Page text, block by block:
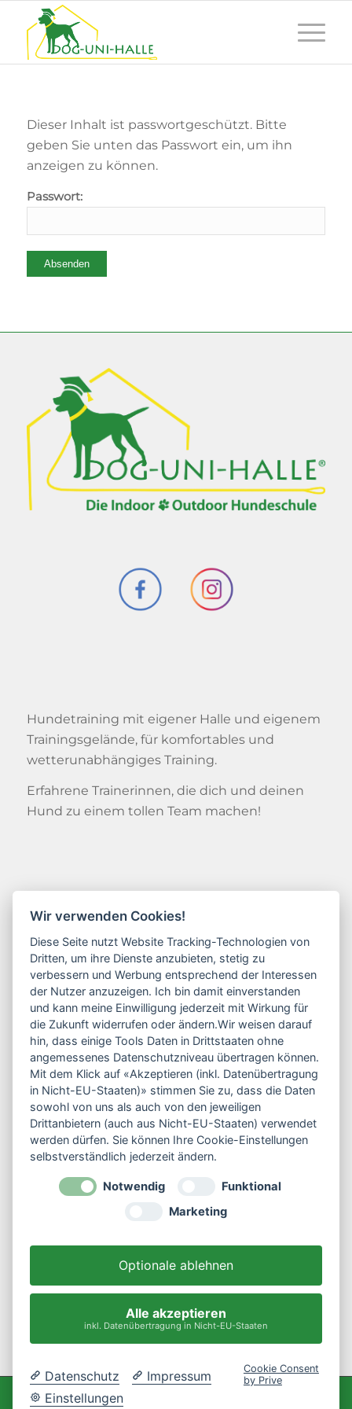
Dieser Inhalt ist passwortgeschützt. Bitte
geben Sie unten das Passwort ein, um ihn
anzeigen zu können.
Passwort:
Hundetraining mit eigener Halle und eigenem
Trainingsgelände, für komfortables und
wetterunabhängiges Training.
Erfahrene Trainerinnen, die dich und deinen
Hund zu einem tollen Team machen!
Kontakt
Friederike Schulz
Industriestraße 1
33790 Halle / Westfalen
0177 / 46 99 995
info@dogunihalle.de
Kontaktformular
Service
Impressum
Storno & Widerruf
© Alle Rechte vorbehalten. Dog-Uni Halle. Powered by
Wir verwenden Cookies!
Diese Seite nutzt Website Tracking-Technologien von
Dritten, um ihre Dienste anzubieten, stetig zu
verbessern und Werbung entsprechend der Interessen
der Nutzer anzuzeigen. Ich bin damit einverstanden
und kann meine Einwilligung jederzeit mit Wirkung für
die Zukunft widerrufen oder ändern.Wir weisen darauf
hin, dass einige Tools Daten in Drittstaaten ohne
angemessenes Datenschutzniveau übertragen können.
Mit dem Klick auf «Akzeptieren (inkl. Datenübertragung
in Nicht-EU-Staaten)» stimmen Sie zu, dass die Daten
sowohl von uns als auch von den jeweiligen
Drittanbietern (auch aus Nicht-EU-Staaten) verwendet
werden dürfen. Sie können Ihre Cookie-Einstellungen
selbstverständlich jederzeit ändern.
Notwendig
Funktional
Marketing
Optionale ablehnen
Alle akzeptieren
inkl. Datenübertragung in Nicht-EU-Staaten
Datenschutz
Impressum
Einstellungen
Cookie Consent
by Prive